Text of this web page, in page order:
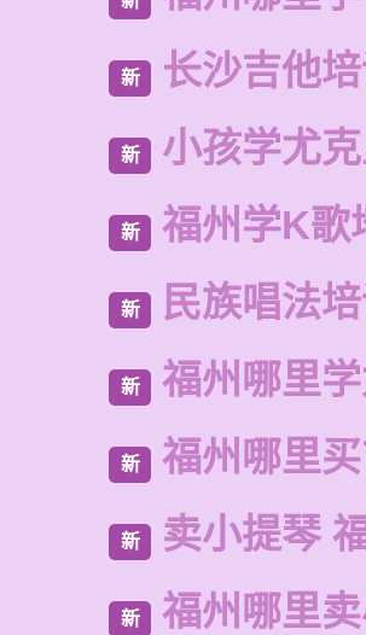
新 长沙吉他培
新 小孩学尤
新 福州学K歌
新 民族唱法
新 福州哪里
新 福州哪里
新 卖小提琴
新 福州哪里